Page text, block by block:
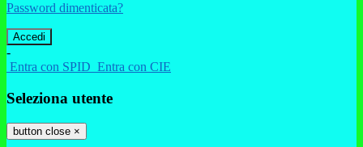
Password dimenticata?
-
Entra con SPID Entra con CIE
Seleziona utente
button close ×